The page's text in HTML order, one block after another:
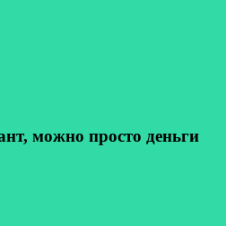
можно просто деньги